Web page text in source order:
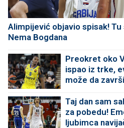
Alimpijević objavio spisak!
Nema Bogdana
Preokret oko
ispao iz trke,
može da
Taj dan sam
za pobedu!
ljubimca